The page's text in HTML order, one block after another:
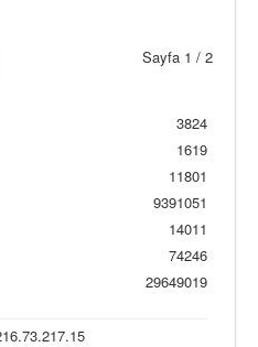
Sayfa 1 / 2
3824
1619
11801
9391051
14011
74246
29649019